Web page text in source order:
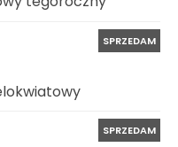
SPRZEDAM
SPRZEDAM